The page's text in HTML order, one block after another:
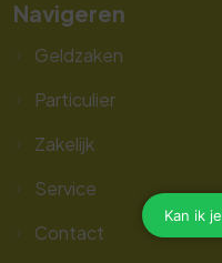
Navigeren
Geldzaken
Particulier
Zakelijk
Service
Contact